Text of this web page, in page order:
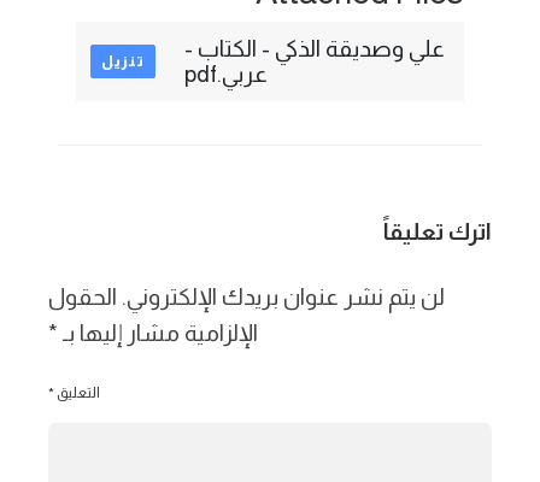
علي وصديقة الذكي - الكتاب -
عربي.pdf
تنزيل
اترك تعليقاً
لن يتم نشر عنوان بريدك الإلكتروني. الحقول
الإلزامية مشار إليها بـ *
التعليق *